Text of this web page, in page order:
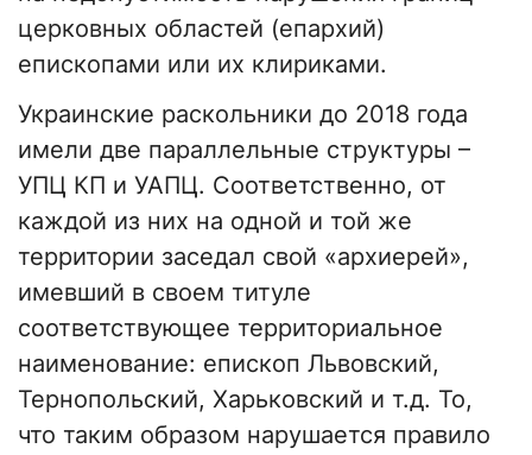
церковных областей (епархий)
епископами или их клириками.
Украинские раскольники до 2018 года
имели две параллельные структуры –
УПЦ КП и УАПЦ. Соответственно, от
каждой из них на одной и той же
территории заседал свой «архиерей»,
имевший в своем титуле
соответствующее территориальное
наименование: епископ Львовский,
Тернопольский, Харьковский и т.д. То,
что таким образом нарушается правило